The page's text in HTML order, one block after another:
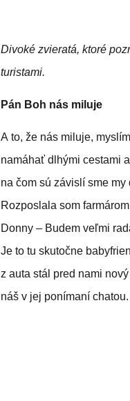
Divoké zvieratá, ktoré
turistami.
Pán Boh nás miluje
A to, že nás miluje,
namáhať dlhými cestami
na čom sú závislí sme
Rozposlala som
Donny – Budem veľmi
Je to tu skutočne
z auta stál pred nami
náš v jej ponímaní chatou.